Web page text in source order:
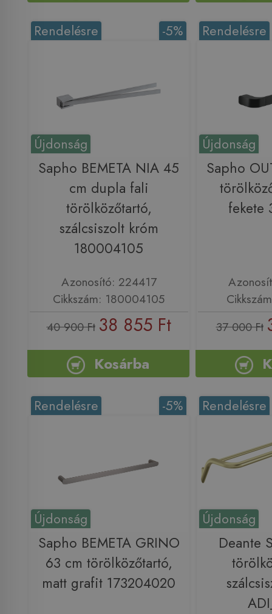
Újdonság
-5%
Rendelésre
Sapho BEMETA NIA 45
cm dupla fali
törölközőtartó,
szálcsiszolt króm
180004105
Azonosító: 224417
Cikkszám: 180004105
40 900 Ft 38 855 Ft
Kosárba
Újdonság
Rendelésre
Sapho
fekete
37 000 Ft
Újdonság
-5%
Rendelésre
Sapho BEMETA GRINO
63 cm törölközőtartó,
matt grafit 173204020
Újdonság
Rendelésre
Deante